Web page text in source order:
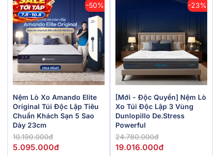
-50%
Nệm Lò Xo Amando Elite
Original Túi Độc Lập Tiêu
Chuẩn Khách Sạn 5 Sao
Dày 23cm
10.190.000đ
5.095.000đ
-23%
[Mới - Độc Quyền] Nệm Lò
Xo Túi Độc Lập 3 Vùng
Dunlopillo De.Stress
Powerful
24.780.000đ
19.016.000đ